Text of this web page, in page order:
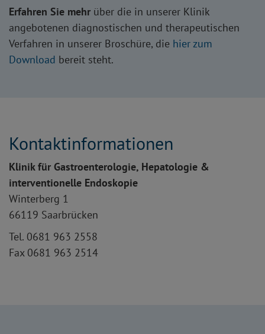
Erfahren Sie mehr über die in unserer Klinik
angebotenen diagnostischen und therapeutischen
Verfahren in unserer Broschüre, die hier zum
Download bereit steht.
Kontaktinformationen
Klinik für Gastroenterologie, Hepatologie &
interventionelle Endoskopie
Winterberg 1
66119 Saarbrücken
Tel. 0681 963 2558
Fax 0681 963 2514